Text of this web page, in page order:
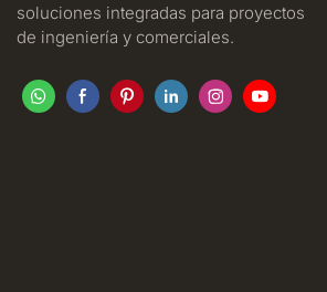
soluciones integradas para proyectos
de ingeniería y comerciales.